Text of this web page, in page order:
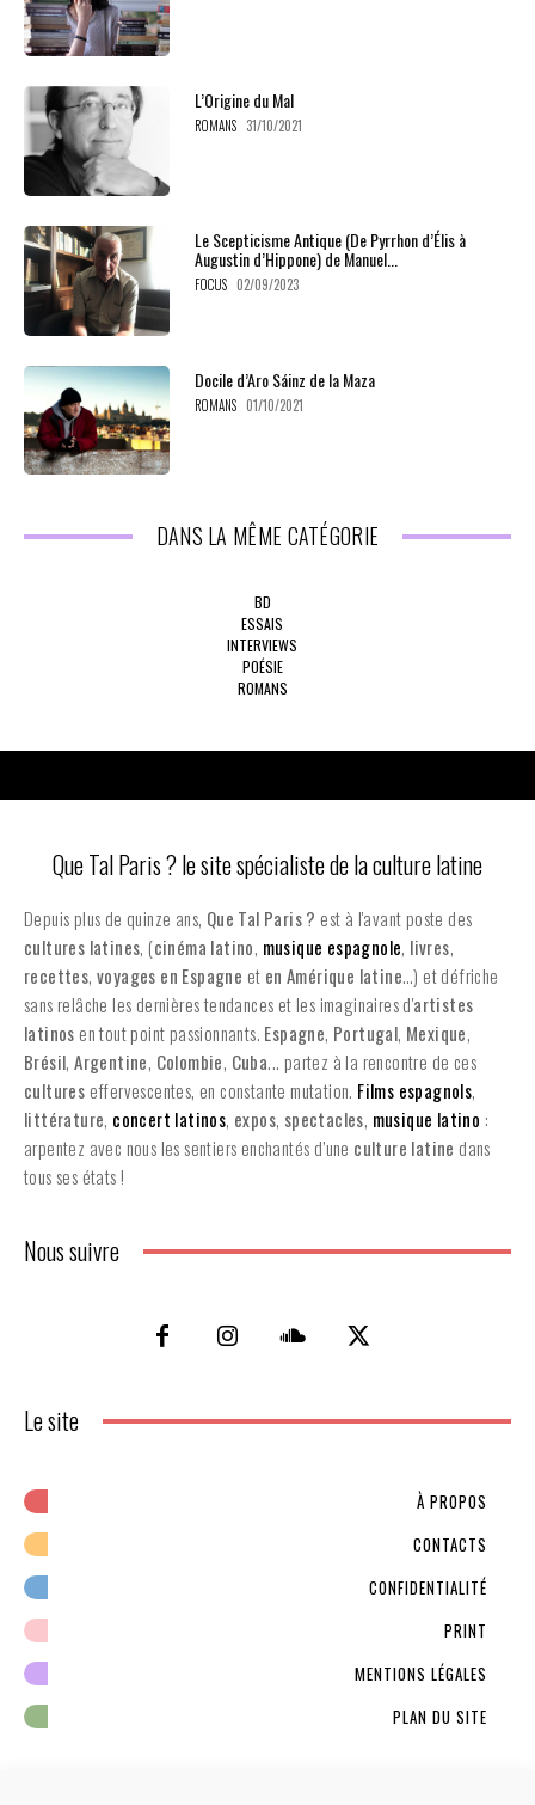
L’Origine du Mal
ROMANS 31/10/2021
Le Scepticisme Antique (De Pyrrhon d’Élis à
Augustin d’Hippone) de Manuel...
FOCUS 02/09/2023
Docile d’Aro Sáinz de la Maza
ROMANS 01/10/2021
DANS LA MÊME CATÉGORIE
BD
ESSAIS
INTERVIEWS
POÉSIE
ROMANS
Que Tal Paris ? le site spécialiste de la culture latine
Depuis plus de quinze ans, Que Tal Paris ? est à l'avant poste des
cultures latines, (cinéma latino, musique espagnole, livres,
recettes,voyages en Espagne et en Amérique latine…) et défriche
sans relâche les dernières tendances et les imaginaires d'artistes
latinos en tout point passionnants. Espagne, Portugal, Mexique,
Brésil,Argentine, Colombie, Cuba... partez à la rencontre de ces
cultures effervescentes, en constante mutation. Films espagnols,
littérature, concert latinos, expos, spectacles, musique latino :
arpentez avec nous les sentiers enchantés d’une culture latine dans
tous ses états !
Nous suivre
Le site
À PROPOS
CONTACTS
CONFIDENTIALITÉ
PRINT
MENTIONS LÉGALES
PLAN DU SITE